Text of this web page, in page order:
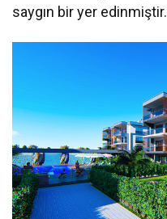
saygın bir yer edinmiştir.